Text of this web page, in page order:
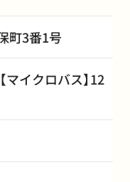
町3番1号
マイクロバス】12